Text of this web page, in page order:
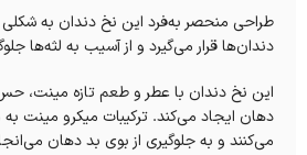
طراحی منحصر به‌فرد این نخ دندان به
دندان‌ها قرار می‌گیرد و از آسیب به لثه‌ها
این نخ دندان با عطر و طعم تازه مینت، حس
دهان ایجاد می‌کند. ترکیبات میکرو مینت به
می‌کنند و به جلوگیری از بوی بد دهان